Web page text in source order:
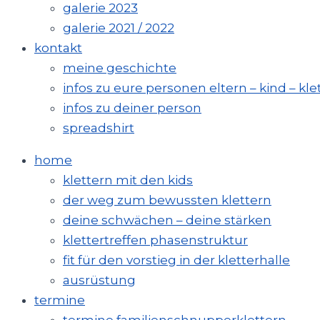
galerie 2023
galerie 2021 / 2022
kontakt
meine geschichte
infos zu eure personen eltern – kind –
infos zu deiner person
spreadshirt
home
klettern mit den kids
der weg zum bewussten klettern
deine schwächen – deine stärken
klettertreffen phasenstruktur
fit für den vorstieg in der kletterhalle
ausrüstung
termine